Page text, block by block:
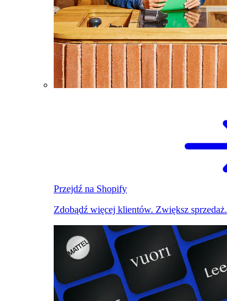
Przejdź na Shopify
Zdobądź więcej klientów. Zwiększ sprzedaż.